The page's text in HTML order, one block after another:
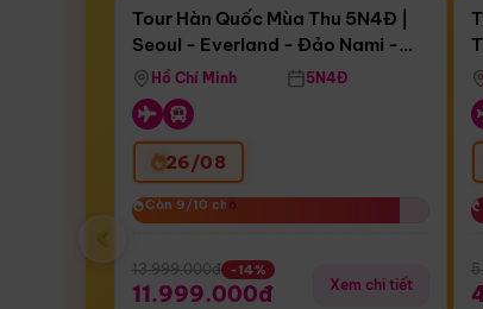
Còn17 ngày 09:11:15
Bay Sun Phuquoc Airways
Tour Hàn Quốc Mùa Thu 5N4Đ |
Seoul - Everland - Đảo Nami -
Tháp Namsan (Bay Sun Phuquoc
Airways)
Hồ Chí Minh 5N4Đ
26/08
Còn 9/10 chỗ
Còn 9/10 chỗ
13.999.000đ -14%
11.999.000đ Xem chi tiết
‹